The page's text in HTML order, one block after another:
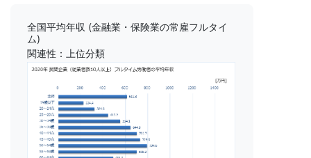
全国平均年収 (金融業・保険業の常雇フルタイ
ム)
関連性：上位分類